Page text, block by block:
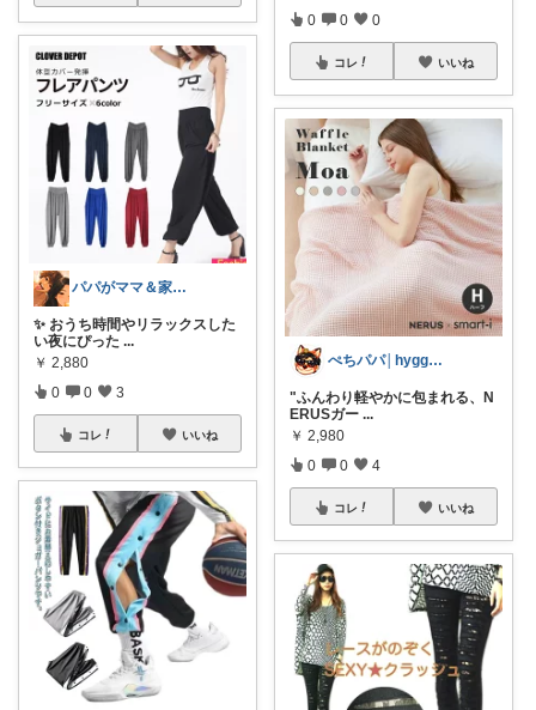
パパがママ＆家族の笑顔の為に選ぶ品😆
✨ おうち時間やリラックスした
い夜にぴった ...
￥ 2,880
0 0 3
コレ いいね
0 0 0
コレ いいね
ぺちパパ│hyggeな心意気を大切に🌿
"ふんわり軽やかに包まれる、N
ERUSガー ...
￥ 2,980
0 0 4
コレ いいね